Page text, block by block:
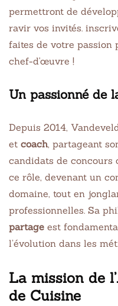
Un passionné de
Depuis 2014,
et coach, partageant
candidats de concours
ce rôle, devenant un
domaine, tout en
professionnelles. Sa
partage est
l’évolution dans les
La mission de
de Cuisine